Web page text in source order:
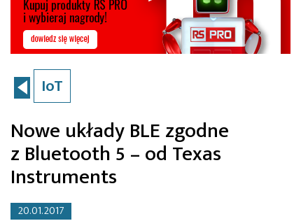
IoT
Nowe układy BLE zgodne
z Bluetooth 5 – od Texas
Instruments
20.01.2017